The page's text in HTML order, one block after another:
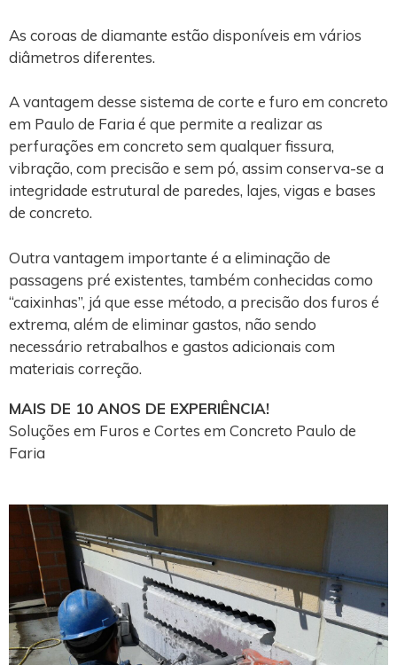
As coroas de diamante estão disponíveis em vários
diâmetros diferentes.
A vantagem desse sistema de corte e furo em concreto
em Paulo de Faria é que permite a realizar as
perfurações em concreto sem qualquer fissura,
vibração, com precisão e sem pó, assim conserva-se a
integridade estrutural de paredes, lajes, vigas e bases
de concreto.
Outra vantagem importante é a eliminação de
passagens pré existentes, também conhecidas como
“caixinhas”, já que esse método, a precisão dos furos é
extrema, além de eliminar gastos, não sendo
necessário retrabalhos e gastos adicionais com
materiais correção.
MAIS DE 10 ANOS DE EXPERIÊNCIA!
Soluções em Furos e Cortes em Concreto Paulo de
Faria